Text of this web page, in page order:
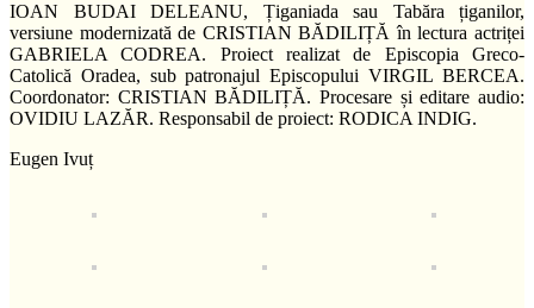
IOAN BUDAI DELEANU, Țiganiada sau Tabăra țiganilor,
versiune modernizată de CRISTIAN BĂDILIȚĂ în lectura actriței
GABRIELA CODREA. Proiect realizat de Episcopia Greco-
Catolică Oradea, sub patronajul Episcopului VIRGIL BERCEA.
Coordonator: CRISTIAN BĂDILIȚĂ. Procesare și editare audio:
OVIDIU LAZĂR. Responsabil de proiect: RODICA INDIG.
Eugen Ivuț